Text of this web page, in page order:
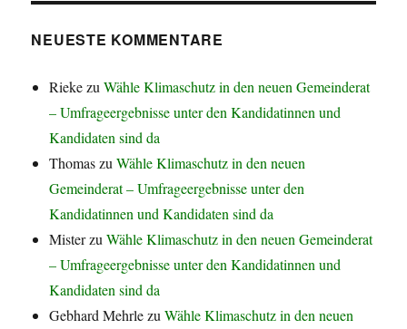
NEUESTE KOMMENTARE
RiekezuWähle Klimaschutz in den neuen Gemeinderat
– Umfrageergebnisse unter den Kandidatinnen und
Kandidaten sind da
ThomaszuWähle Klimaschutz in den neuen
Gemeinderat – Umfrageergebnisse unter den
Kandidatinnen und Kandidaten sind da
MisterzuWähle Klimaschutz in den neuen Gemeinderat
– Umfrageergebnisse unter den Kandidatinnen und
Kandidaten sind da
Gebhard MehrlezuWähle Klimaschutz in den neuen